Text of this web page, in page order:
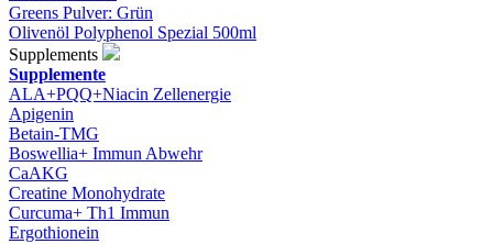
Greens Pulver: Grün
Olivenöl Polyphenol Spezial 500ml
Supplements
Supplemente
ALA+PQQ+Niacin Zellenergie
Apigenin
Betain-TMG
Boswellia+ Immun Abwehr
CaAKG
Creatine Monohydrate
Curcuma+ Th1 Immun
Ergothionein